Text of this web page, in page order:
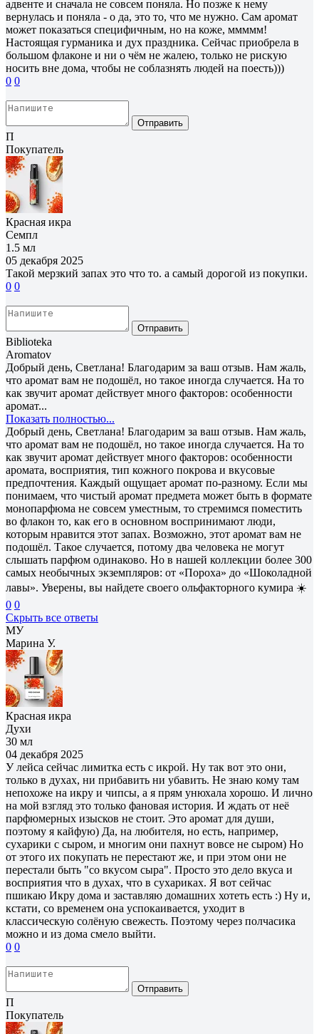
адвенте и сначала не совсем поняла. Но позже к нему
вернулась и поняла - о да, это то, что ме нужно. Сам аромат
может показаться специфичным, но на коже, ммммм!
Настоящая гурманика и дух праздника. Сейчас приобрела в
большом флаконе и ни о чём не жалею, только не рискую
носить вне дома, чтобы не соблазнять людей на поесть)))
0 0
Отправить
П
Покупатель
Красная икра
Семпл
1.5 мл
05 декабря 2025
Такой мерзкий запах это что то. а самый дорогой из покупки.
0 0
Отправить
Biblioteka
Aromatov
Добрый день, Светлана! Благодарим за ваш отзыв. Нам жаль,
что аромат вам не подошёл, но такое иногда случается. На то
как звучит аромат действует много факторов: особенности
аромат...
Показать полностью...
Добрый день, Светлана! Благодарим за ваш отзыв. Нам жаль,
что аромат вам не подошёл, но такое иногда случается. На то
как звучит аромат действует много факторов: особенности
аромата, восприятия, тип кожного покрова и вкусовые
предпочтения. Каждый ощущает аромат по-разному. Если мы
понимаем, что чистый аромат предмета может быть в формате
монопарфюма не совсем уместным, то стремимся поместить
во флакон то, как его в основном воспринимают люди,
которым нравится этот запах. Возможно, этот аромат вам не
подошёл. Такое случается, потому два человека не могут
слышать парфюм одинаково. Но в нашей коллекции более 300
самых необычных экземпляров: от «Пороха» до «Шоколадной
лавы». Уверены, вы найдете своего ольфакторного кумира ☀️
0 0
Скрыть все ответы
МУ
Марина У.
Красная икра
Духи
30 мл
04 декабря 2025
У лейса сейчас лимитка есть с икрой. Ну так вот это они,
только в духах, ни прибавить ни убавить. Не знаю кому там
непохоже на икру и чипсы, а я прям унюхала хорошо. И лично
на мой взгляд это только фановая история. И ждать от неё
парфюмерных изысков не стоит. Это аромат для души,
поэтому я кайфую) Да, на любителя, но есть, например,
сухарики с сыром, и многим они пахнут вовсе не сыром) Но
от этого их покупать не перестают же, и при этом они не
перестали быть "со вкусом сыра". Просто это дело вкуса и
восприятия что в духах, что в сухариках. Я вот сейчас
пшикаю Икру дома и заставляю домашних хотеть есть :) Ну и,
кстати, со временем она успокаивается, уходит в
классическую солёную свежесть. Поэтому через полчасика
можно и из дома смело выйти.
0 0
Отправить
П
Покупатель